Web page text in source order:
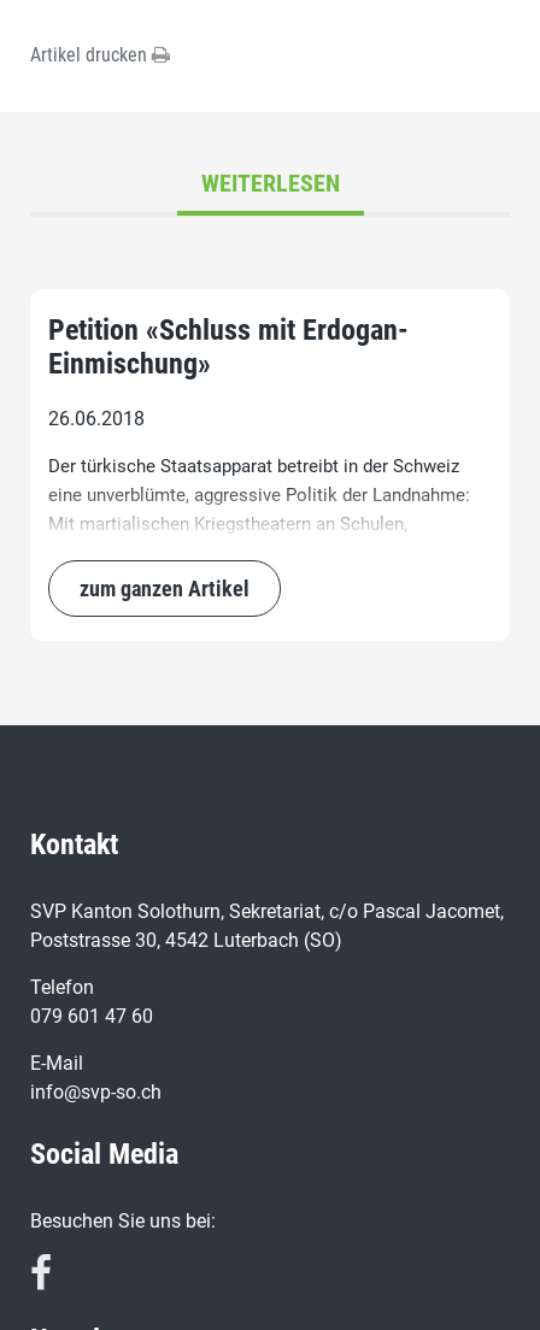
Artikel drucken
WEITERLESEN
Petition «Schluss mit Erdogan-
Einmischung»
26.06.2018
Der türkische Staatsapparat betreibt in der Schweiz
eine unverblümte, aggressive Politik der Landnahme:
Mit martialischen Kriegstheatern an Schulen,
und einem ausgeprägten Spitzelwesen. Das muss
aufhören! Der türkische Botschafter in der Schweiz ist
zum ganzen Artikel
Kontakt
SVP Kanton Solothurn, Sekretariat, c/o Pascal Jacomet,
Poststrasse 30, 4542 Luterbach (SO)
Telefon
079 601 47 60
E-Mail
info@svp-so.ch
Social Media
Besuchen Sie uns bei: